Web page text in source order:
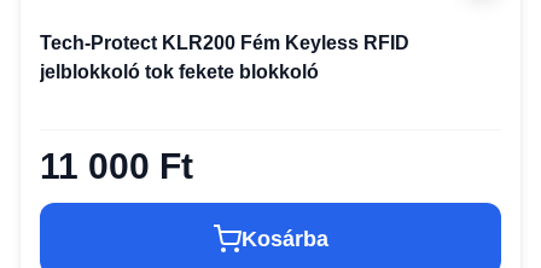
Tech-Protect KLR200 Fém Keyless RFID
jelblokkoló tok fekete blokkoló
11 000 Ft
Kosárba